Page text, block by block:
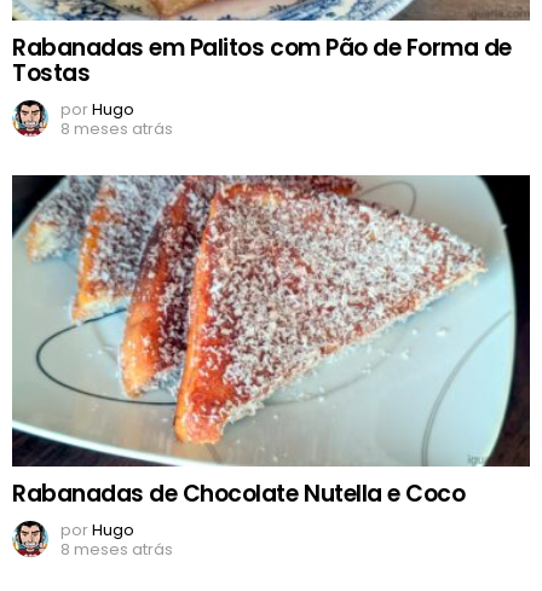
Rabanadas em Palitos com Pão de Forma de
Tostas
porHugo
8 meses atrás
Rabanadas de Chocolate Nutella e Coco
porHugo
8 meses atrás